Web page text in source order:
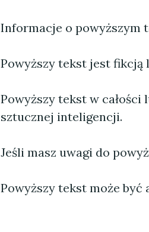
Informacje o powyższym
Powyższy tekst jest fikcją
Powyższy tekst w całości
sztucznej inteligencji.
Jeśli masz uwagi do
Powyższy tekst może być